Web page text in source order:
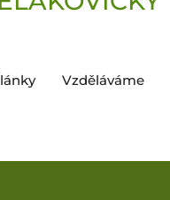
Vzděláváme